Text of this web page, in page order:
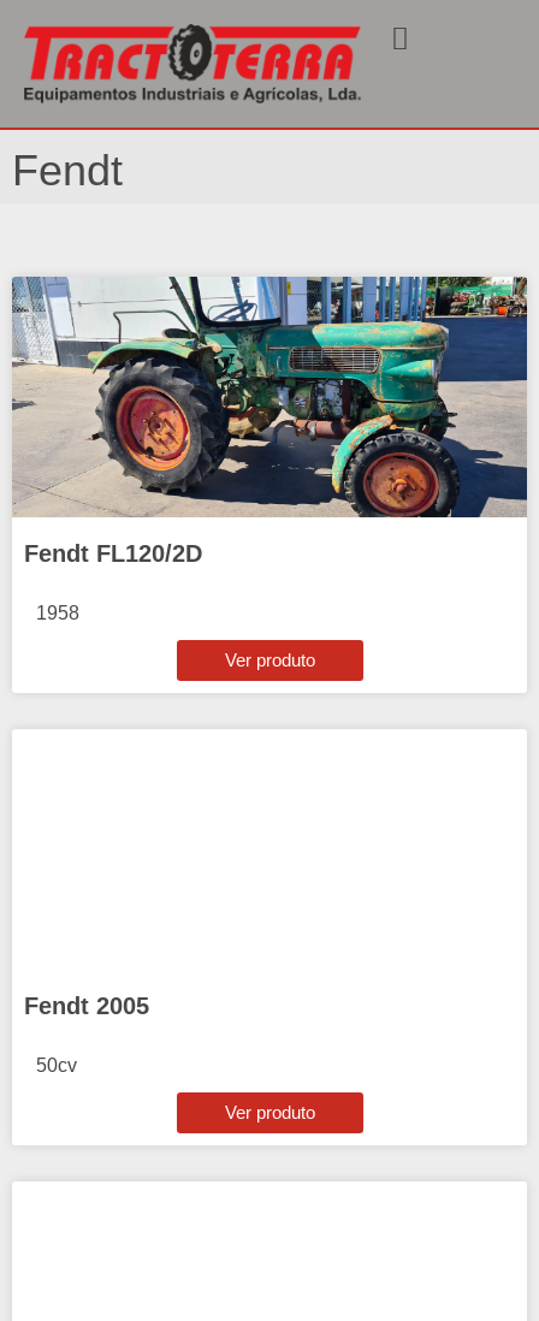
Fendt
Fendt FL120/2D
1958
Ver produto
Fendt 2005
50cv
Ver produto